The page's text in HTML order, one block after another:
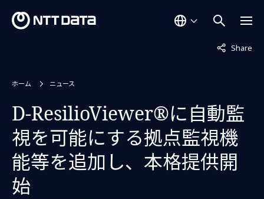
Share
非表示中
ホーム ニュース
D-ResilioViewer®に自動監
視を可能にする拠点監視機
能等を追加し、本格提供開
始